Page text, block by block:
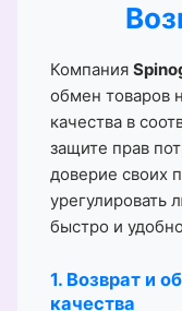
Компания
обмен товаров
качества в
защите прав
доверие своих
урегулировать
быстро и
1. Возврат и
качества